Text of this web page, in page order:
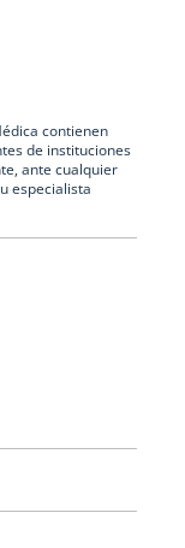
contienen
de instituciones
ante cualquier
especialista